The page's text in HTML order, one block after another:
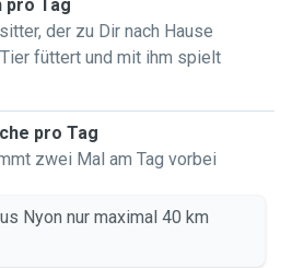
pro Tag
der zu Dir nach Hause
füttert und mit ihm spielt
pro Tag
zwei Mal am Tag vorbei
Nyon nur maximal 40 km